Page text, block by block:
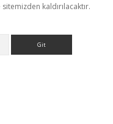
kaldırılacaktır.